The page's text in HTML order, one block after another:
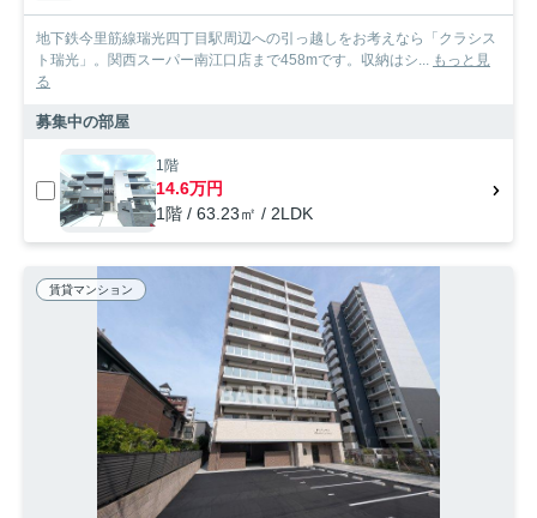
地下鉄今里筋線瑞光四丁目駅周辺への引っ越しをお考えなら「クラシス
ト瑞光」。関西スーパー南江口店まで458mです。収納はシ... もっと見
る
募集中の部屋
1階
14.6万円
1階 / 63.23㎡ / 2LDK
賃貸マンション